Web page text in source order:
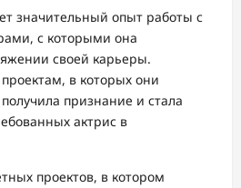
значительный опыт работы с
с которыми она
своей карьеры.
в которых они
признание и стала
актрис в
проектов, в котором